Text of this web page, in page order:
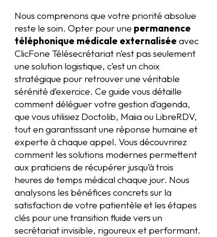
Nous comprenons que votre priorité absolue
reste le soin. Opter pour une permanence
téléphonique médicale externalisée avec
ClicFone Télésecrétariat n’est pas seulement
une solution logistique, c’est un choix
stratégique pour retrouver une véritable
sérénité d’exercice. Ce guide vous détaille
comment déléguer votre gestion d’agenda,
que vous utilisiez Doctolib, Maiia ou LibreRDV,
tout en garantissant une réponse humaine et
experte à chaque appel. Vous découvrirez
comment les solutions modernes permettent
aux praticiens de récupérer jusqu’à trois
heures de temps médical chaque jour. Nous
analysons les bénéfices concrets sur la
satisfaction de votre patientèle et les étapes
clés pour une transition fluide vers un
secrétariat invisible, rigoureux et performant.